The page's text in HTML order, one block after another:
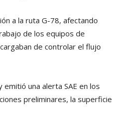
a la ruta G-78, afectando
de los equipos de
de controlar el flujo
emitió una alerta SAE en los
preliminares, la superficie